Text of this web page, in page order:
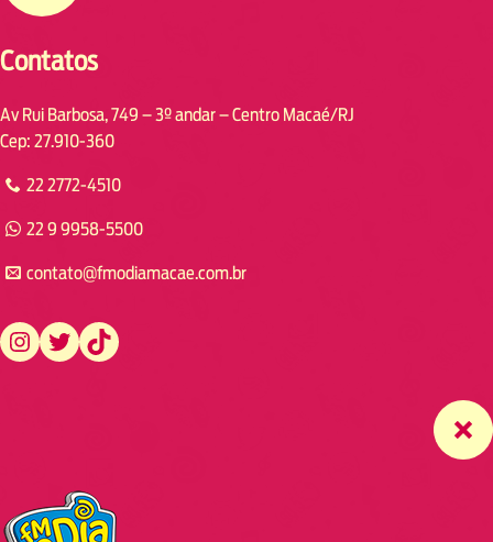
Contatos
Av Rui Barbosa, 749 – 3º andar – Centro Macaé/RJ
Cep: 27.910-360
22 2772-4510
22 9 9958-5500
contato@fmodiamacae.com.br
https://www.instagram.com/fmodia.macae/ https://twitter.com/fmodia.macae/ https://www.tiktok.com/@fmodia.macae